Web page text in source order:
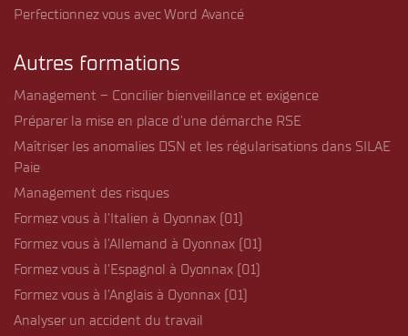
Perfectionnez vous avec Word Avancé
Autres formations
Management – Concilier bienveillance et exigence
Préparer la mise en place d’une démarche RSE
Maîtriser les anomalies DSN et les régularisations dans SILAE
Paie
Management des risques
Formez vous à l’Italien à Oyonnax (01)
Formez vous à l’Allemand à Oyonnax (01)
Formez vous à l’Espagnol à Oyonnax (01)
Formez vous à l’Anglais à Oyonnax (01)
Analyser un accident du travail